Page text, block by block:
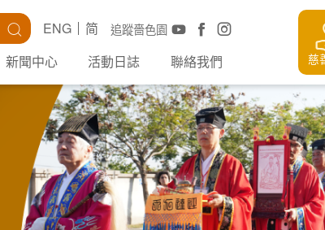
搜尋 追蹤嗇色園
ENG
简
新聞中心 活動日誌 聯絡我們 慈